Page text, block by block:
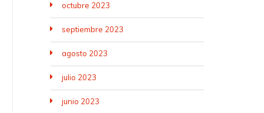
octubre 2023
septiembre 2023
agosto 2023
julio 2023
junio 2023